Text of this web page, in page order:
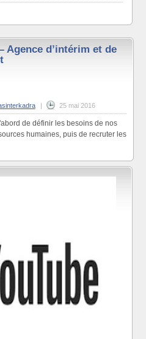
Agence d’intérim et de
| 25 mai 2016
de définir les besoins de nos
humaines, puis de recruter les